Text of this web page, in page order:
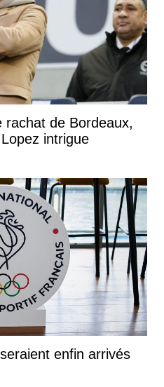
rachat de Bordeaux,
intrigue
enfin arrivés